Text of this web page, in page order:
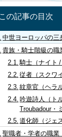
この記事の目次
中世ヨーロッパの三
貴族・騎士階級の職
騎士（ナイト /
従者（スクワ
紋章官（ヘラ
吟遊詩人（ト
Troubadour・
道化師（ジェ
聖職者・学者の職業